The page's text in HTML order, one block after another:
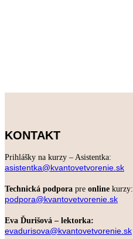
KONTAKT
Prihlášky na kurzy – Asistentka:
asistentka@kvantovetvorenie.sk
Technická podpora pre online kurzy:
podpora@kvantovetvorenie.sk
Eva Ďurišová – lektorka:
evadurisova@kvantovetvorenie.sk